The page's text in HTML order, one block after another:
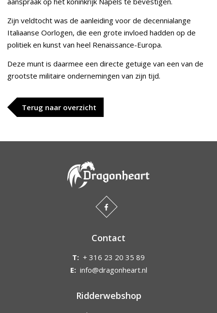
Zijn veldtocht was de aanleiding voor de decennialange
Italiaanse Oorlogen, die een grote invloed hadden op de
politiek en kunst van heel Renaissance-Europa.
Deze munt is daarmee een directe getuige van een van de
grootste militaire ondernemingen van zijn tijd.
Terug naar overzicht
Contact
T: + 316 23 20 35 89
E: info@dragonheart.nl
Ridderwebshop